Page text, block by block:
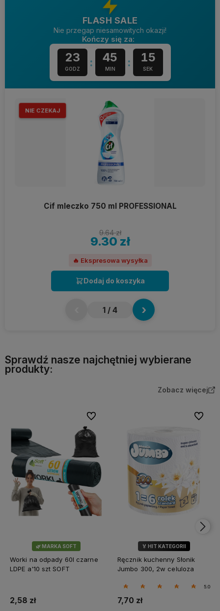
FLASH SALE
Nie przegap niesamowitych okazji!
Kończy się za:
23
GODZ : 45
MIN : 13
SEK
NIE CZEKAJ
Cif mleczko 750 ml PROFESSIONAL
9.64 zł
9.30 zł
🔥 Ekspresowa wysyłka
Dodaj do koszyka
1 / 4 ›
Sprawdź nasze najchętniej wybierane
produkty:
Zobacz więcej
🌿 MARKA SOFT
Worki na odpady 60l czarne
LDPE a'10 szt SOFT
2,58 zł
Do ulubionych
🏅 HIT KATEGORII
💎 WYBÓR KLIENTÓW
Ręcznik kuchenny Słonik
Jumbo 300, 2w celuloza
5.0
7,70 zł
Do